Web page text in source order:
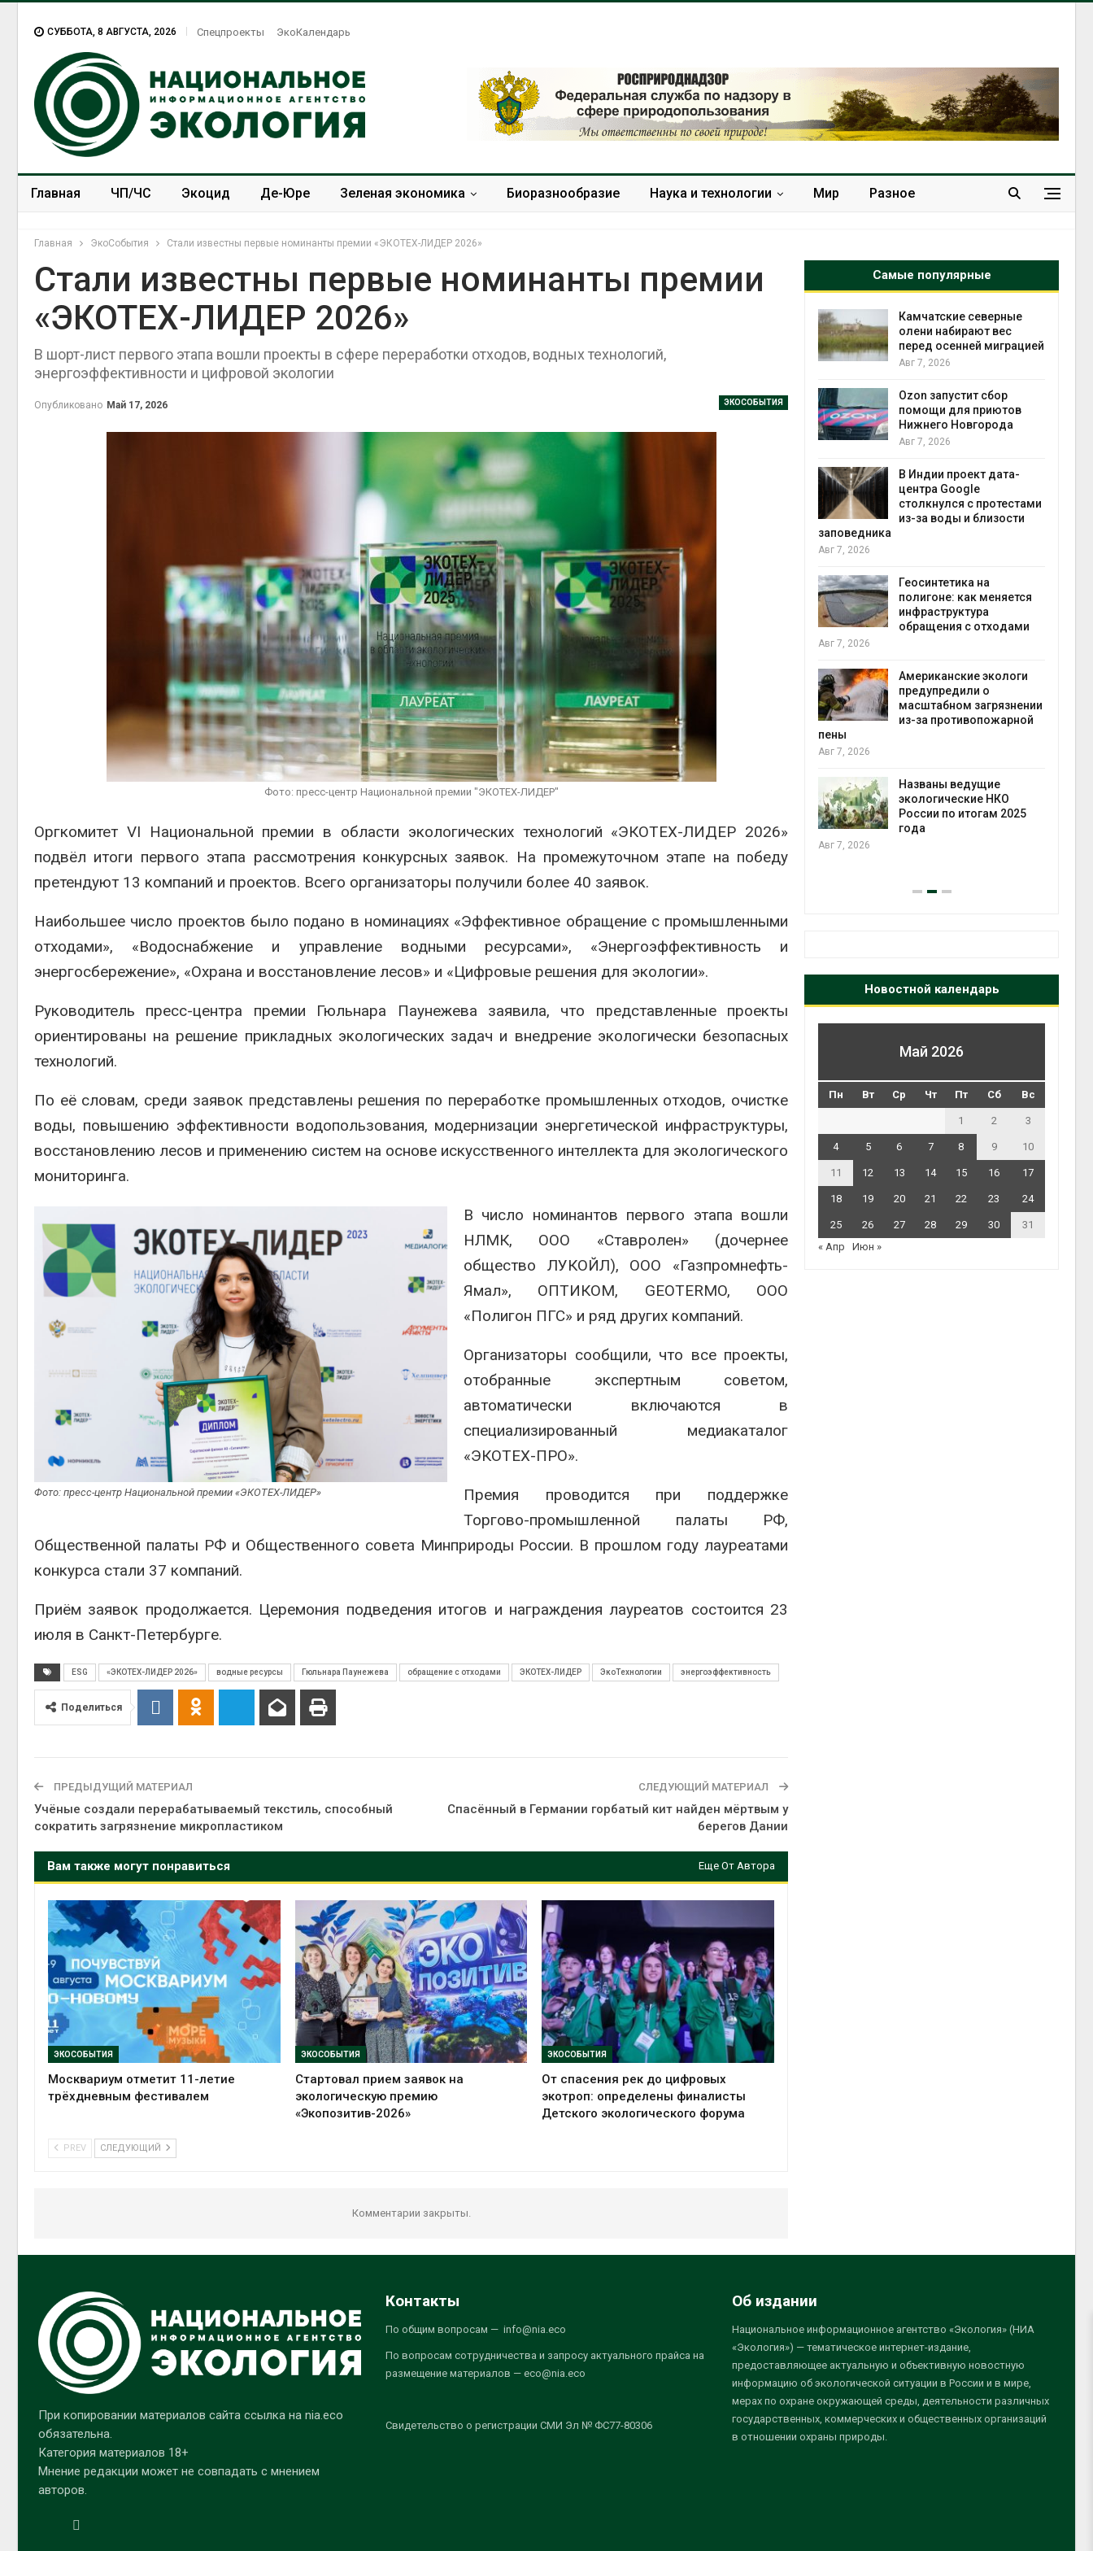
СУББОТА, 8 АВГУСТА, 2026 Спецпроекты ЭкоКалендарь
Главная ЧП/ЧС Экоцид Де-Юре Зеленая экономика Биоразнообразие Наука и технологии Мир Разное
Главная ЭкоСобытия Стали известны первые номинанты премии «ЭКОТЕХ-ЛИДЕР 2026»
Стали известны первые номинанты премии
«ЭКОТЕХ-ЛИДЕР 2026»
В шорт-лист первого этапа вошли проекты в сфере переработки отходов, водных технологий,
энергоэффективности и цифровой экологии
ЭКОСОБЫТИЯ
Опубликовано Май 17, 2026
Фото: пресс-центр Национальной премии "ЭКОТЕХ-ЛИДЕР"
Оргкомитет VI Национальной премии в области экологических технологий «ЭКОТЕХ-ЛИДЕР 2026»
подвёл итоги первого этапа рассмотрения конкурсных заявок. На промежуточном этапе на победу
претендуют 13 компаний и проектов. Всего организаторы получили более 40 заявок.
Наибольшее число проектов было подано в номинациях «Эффективное обращение с промышленными
отходами», «Водоснабжение и управление водными ресурсами», «Энергоэффективность и
энергосбережение», «Охрана и восстановление лесов» и «Цифровые решения для экологии».
Руководитель пресс-центра премии Гюльнара Паунежева заявила, что представленные проекты
ориентированы на решение прикладных экологических задач и внедрение экологически безопасных
технологий.
По её словам, среди заявок представлены решения по переработке промышленных отходов, очистке
воды, повышению эффективности водопользования, модернизации энергетической инфраструктуры,
восстановлению лесов и применению систем на основе искусственного интеллекта для экологического
мониторинга.
Фото: пресс-центр Национальной премии «ЭКОТЕХ-ЛИДЕР»
В число номинантов первого этапа вошли
НЛМК, ООО «Ставролен» (дочернее
общество ЛУКОЙЛ), ООО «Газпромнефть-
Ямал», ОПТИКОМ, GEOTERMO, ООО
«Полигон ПГС» и ряд других компаний.
Организаторы сообщили, что все проекты,
отобранные экспертным советом,
автоматически включаются в
специализированный медиакаталог
«ЭКОТЕХ-ПРО».
Премия проводится при поддержке
Торгово-промышленной палаты РФ,
Общественной палаты РФи Общественного совета Минприроды России. В прошлом году лауреатами
конкурса стали 37 компаний.
Приём заявок продолжается. Церемония подведения итогов и награждения лауреатов состоится 23
июля в Санкт-Петербурге.
ESG «ЭКОТЕХ-ЛИДЕР 2026» водные ресурсы Гюльнара Паунежева обращение с отходами ЭКОТЕХ-ЛИДЕР ЭкоТехнологии энергоэффективность
Поделиться
ПРЕДЫДУЩИЙ МАТЕРИАЛ
Учёные создали перерабатываемый текстиль, способный
сократить загрязнение микропластиком
СЛЕДУЮЩИЙ МАТЕРИАЛ
Спасённый в Германии горбатый кит найден мёртвым у
берегов Дании
Вам также могут понравиться Еще От Автора
ЭКОСОБЫТИЯ
Москвариум отметит 11-летие
трёхдневным фестивалем
ЭКОСОБЫТИЯ
Стартовал прием заявок на
экологическую премию
«Экопозитив-2026»
ЭКОСОБЫТИЯ
От спасения рек до цифровых
экотроп: определены финалисты
Детского экологического форума
PREV СЛЕДУЮЩИЙ
Комментарии закрыты.
Самые популярные
Тайфун, засуха и пожары:
регионов столкнулись с
экстремальными
природными явлениями
каналами позволяют
одновременно
вырабатывать энергию и
экономить воду
Авг 7, 2026
Дождевая вода с крыш
может помочь городам
переживать жару
Авг 7, 2026
Минприроды
потребовало ускорить
строительство мусорных
объектов и уборку
контейнерных площадок
Авг 7, 2026
Панамский канал вновь
ограничивает загрузку
судов из-за дефицита
пресной воды
Авг 6, 2026
Шэньси из-за паводков
тыс. человек
болезни печени
Региональный
наблюдению
энергетики из-за роста
спроса со стороны ИИ
Авг 7, 2026
Камы в августе может
превысить норму почти в
полтора раза
Авг 7, 2026
Евросоюз потребовал
увеличить вложения в
защиту природы на фоне
роста ущерба от пожаров
Авг 7, 2026
может обходиться без
кондиционера и почти
без отопления
Авг 7, 2026
Камчатские северные
олени набирают вес
перед осенней миграцией
Авг 7, 2026
Ozon запустит сбор
помощи для приютов
Нижнего Новгорода
Авг 7, 2026
В Индии проект дата-
центра Google
столкнулся с протестами
из-за воды и близости
заповедника
Авг 7, 2026
Геосинтетика на
полигоне: как меняется
инфраструктура
обращения с отходами
Авг 7, 2026
Американские экологи
предупредили о
масштабном загрязнении
из-за противопожарной
пены
Авг 7, 2026
Названы ведущие
экологические НКО
России по итогам 2025
года
Авг 7, 2026
Новостной календарь
Май 2026
Пн Вт Ср Чт Пт Сб Вс
1 2 3
4 5 6 7 8 9 10
11 12 13 14 15 16 17
18 19 20 21 22 23 24
25 26 27 28 29 30
31
« Апр
Июн »
При копировании материалов сайта ссылка на nia.eco
обязательна.
Категория материалов 18+
Мнение редакции может не совпадать с мнением
авторов.
Контакты
По общим вопросам — info@nia.eco
По вопросам сотрудничества и запросу актуального прайса на
размещение материалов — eco@nia.eco
Свидетельство о регистрации СМИ Эл № ФС77-80306
Об издании
Национальное информационное агентство «Экология» (НИА
«Экология») — тематическое интернет-издание,
предоставляющее актуальную и объективную новостную
информацию об экологической ситуации в России и в мире,
мерах по охране окружающей среды, деятельности различных
государственных, коммерческих и общественных организаций
в отношении охраны природы.